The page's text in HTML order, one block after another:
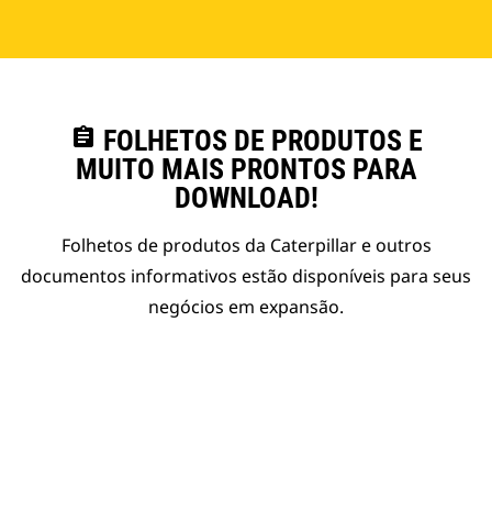
assignment FOLHETOS DE PRODUTOS E
MUITO MAIS PRONTOS PARA
DOWNLOAD!
Folhetos de produtos da Caterpillar e outros
documentos informativos estão disponíveis para seus
negócios em expansão.